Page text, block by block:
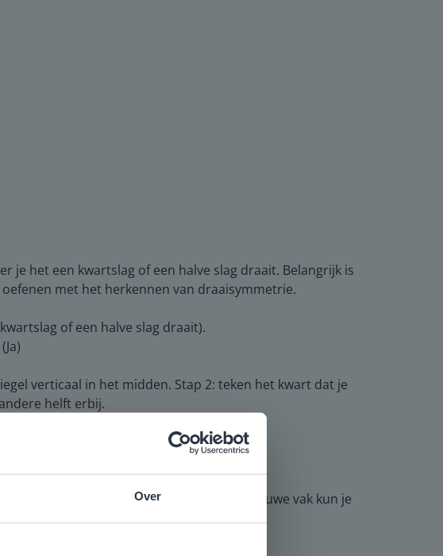
Over
het een kwartslag of een halve slag draait. Belangrijk is
met het herkennen van draaisymmetrie.
of een halve slag draait).
verticaal in het midden. Stap 2: teken het kwart dat je
helft erbij.
klopt (Nee, met de vormen in het blauwe vak kun je
je locatie
de website voor